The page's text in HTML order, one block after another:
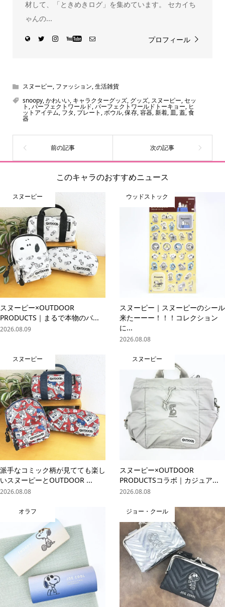
材して、「ときめきログ」を集めています。 セカイち
ゃんの...
プロフィール
スヌーピー, ファッション,生活雑貨
snoopy,かわいい, キャラクターグッズ, グッズ, スヌーピー,セッ
ト,パーフェクトワールド,パーフェクトワールドトーキョー,ヒ
ットアイテム, フタ, プレート,ボウル,保存,容器,新着,皿,蓋,食
器
このキャラのおすすめニュース
スヌーピー
スヌーピー×OUTDOOR
PRODUCTS｜まるで本物のバ...
2026.08.09
ウッドストック
スヌーピー｜スヌーピーのシール
来たーーー！！！コレクション
に...
2026.08.08
スヌーピー
派手なコミック柄が見てても楽し
いスヌーピーとOUTDOOR ...
2026.08.08
スヌーピー
スヌーピー×OUTDOOR
PRODUCTSコラボ｜カジュア...
2026.08.08
オラフ ジョー・クール